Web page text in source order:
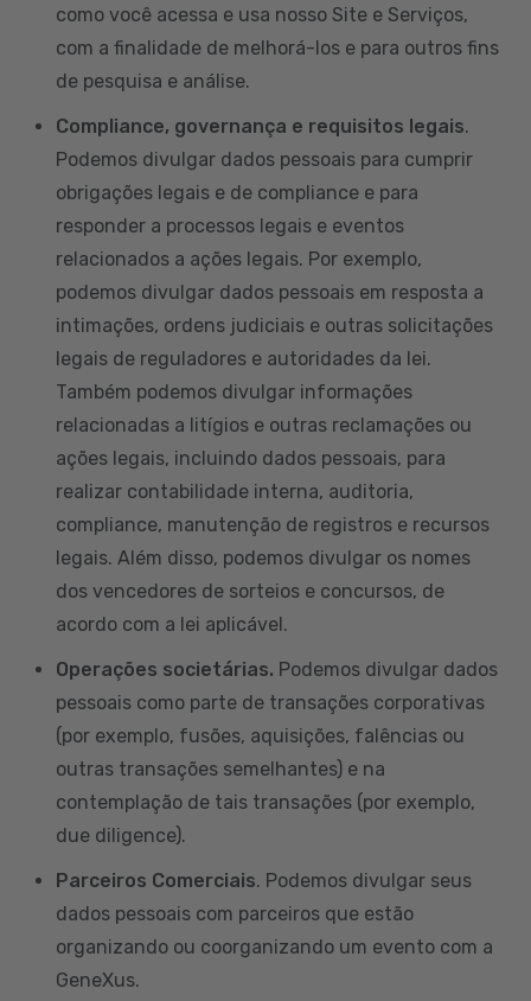
como você acessa e usa nosso Site e Serviços,
com a finalidade de melhorá-los e para outros fins
de pesquisa e análise.
Compliance, governança e requisitos legais.
Podemos divulgar dados pessoais para cumprir
obrigações legais e de compliance e para
responder a processos legais e eventos
relacionados a ações legais. Por exemplo,
podemos divulgar dados pessoais em resposta a
intimações, ordens judiciais e outras solicitações
legais de reguladores e autoridades da lei.
Também podemos divulgar informações
relacionadas a litígios e outras reclamações ou
ações legais, incluindo dados pessoais, para
realizar contabilidade interna, auditoria,
compliance, manutenção de registros e recursos
legais. Além disso, podemos divulgar os nomes
dos vencedores de sorteios e concursos, de
acordo com a lei aplicável.
Operações societárias. Podemos divulgar dados
pessoais como parte de transações corporativas
(por exemplo, fusões, aquisições, falências ou
outras transações semelhantes) e na
contemplação de tais transações (por exemplo,
due diligence).
Parceiros Comerciais. Podemos divulgar seus
dados pessoais com parceiros que estão
organizando ou coorganizando um evento com a
GeneXus.